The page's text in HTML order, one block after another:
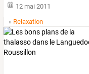
12 mai 2011
» Relaxation